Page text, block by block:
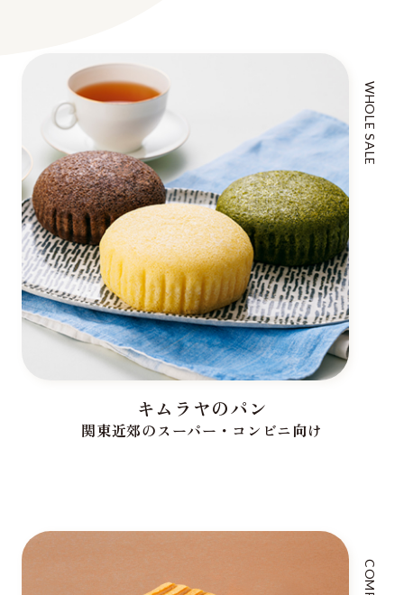
キムラヤのパン
関東近郊のスーパー・コンビニ向け